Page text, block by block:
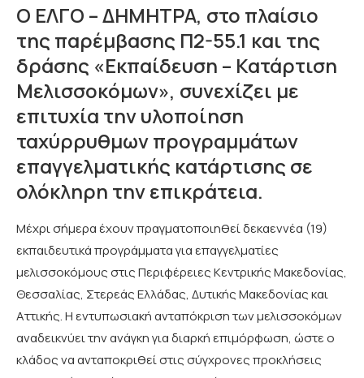
Ο ΕΛΓΟ – ΔΗΜΗΤΡΑ, στο πλαίσιο
της παρέμβασης Π2-55.1 και της
δράσης «Εκπαίδευση – Κατάρτιση
Μελισσοκόμων», συνεχίζει με
επιτυχία την υλοποίηση
ταχύρρυθμων προγραμμάτων
επαγγελματικής κατάρτισης σε
ολόκληρη την επικράτεια.
Μέχρι σήμερα έχουν πραγματοποιηθεί δεκαεννέα (19)
εκπαιδευτικά προγράμματα για επαγγελματίες
μελισσοκόμους στις Περιφέρειες Κεντρικής Μακεδονίας,
Θεσσαλίας, Στερεάς Ελλάδας, Δυτικής Μακεδονίας και
Αττικής. Η εντυπωσιακή ανταπόκριση των μελισσοκόμων
αναδεικνύει την ανάγκη για διαρκή επιμόρφωση, ώστε ο
κλάδος να ανταποκριθεί στις σύγχρονες προκλήσεις